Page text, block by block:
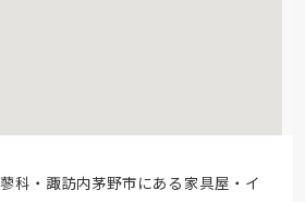
科・諏訪内茅野市にある家具屋・イ